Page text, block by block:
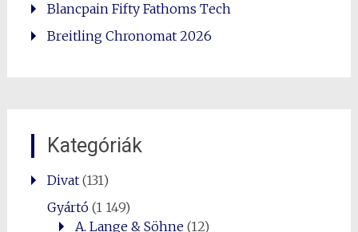
Blancpain Fifty Fathoms Tech
Breitling Chronomat 2026
Kategóriák
Divat(131)
Gyártó(1 149)
A. Lange & Söhne(12)